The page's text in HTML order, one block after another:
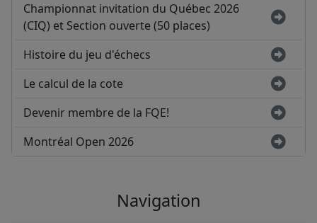
Championnat invitation du Québec 2026
(CIQ) et Section ouverte (50 places)
Histoire du jeu d'échecs
Le calcul de la cote
Devenir membre de la FQE!
Montréal Open 2026
Navigation